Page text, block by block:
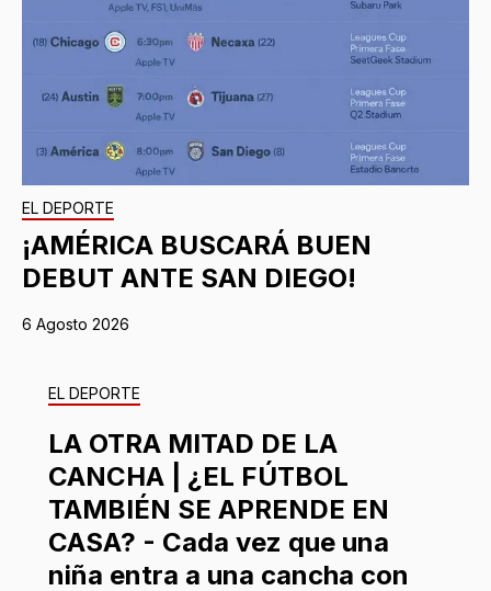
EL DEPORTE
¡AMÉRICA BUSCARÁ BUEN
DEBUT ANTE SAN DIEGO!
6 Agosto 2026
EL DEPORTE
LA OTRA MITAD DE LA
CANCHA | ¿EL FÚTBOL
TAMBIÉN SE APRENDE EN
CASA? - Cada vez que una
niña entra a una cancha con